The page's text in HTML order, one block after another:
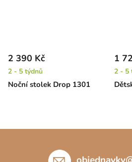
Noční stolek Drop 1301
2 390 Kč
2 - 5 týdnů
1
2 - 5